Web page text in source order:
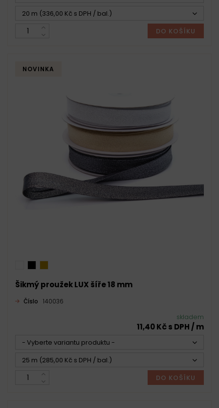
20 m (336,00 Kč s DPH / bal.)
DO KOŠÍKU
NOVINKA
Šikmý proužek LUX šíře 18 mm
Číslo 140036
skladem
11,40 Kč s DPH / m
- Vyberte variantu produktu -
25 m (285,00 Kč s DPH / bal.)
DO KOŠÍKU